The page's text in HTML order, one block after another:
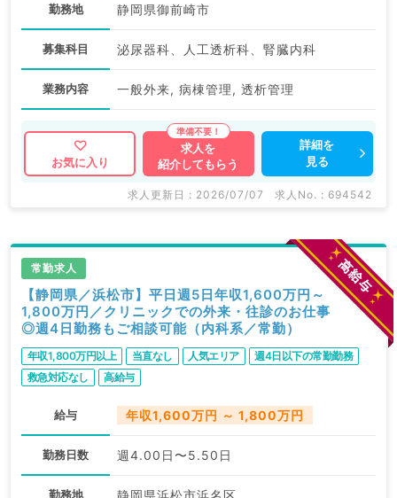
勤務地 静岡県御前崎市
募集科目 泌尿器科、人工透析科、腎臓内科
業務内容 一般外来, 病棟管理, 透析管理
お気に入り
求人を
紹介してもらう
詳細を
見る
求人更新日 : 2026/07/07 求人No. : 694542
常勤求人
【静岡県／浜松市】平日週5日年収1,600万円～
1,800万円／クリニックでの外来・往診のお仕事
◎週4日勤務もご相談可能（内科系／常勤）
年収1,800万円以上 当直なし 人気エリア
週4日以下の常勤勤務
救急対応なし
高給与
給与 年収1,600万円 ～ 1,800万円
勤務日数 週4.00日〜5.50日
勤務地 静岡県浜松市浜名区